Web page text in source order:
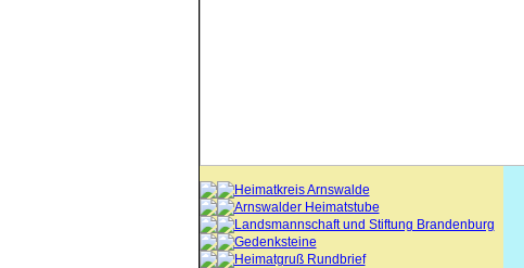
Heimatkreis Arnswalde
Arnswalder Heimatstube
Landsmannschaft und Stiftung Brandenburg
Gedenksteine
Heimatgruß Rundbrief